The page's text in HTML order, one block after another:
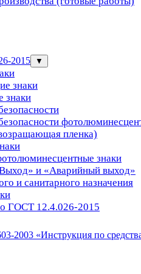
2015 ▼
знаки
знаки
пленка)
знаки
и «Аварийный выход»
и санитарного назначения
ГОСТ 12.4.026-2015
2003 «Инструкция по